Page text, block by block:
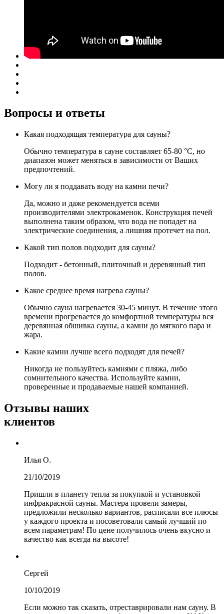
Вопросы и ответы
Какая подходящая температура для сауны?
Обычно температура в сауне составляет 65-80 °C, но
диапазон может меняться в зависимости от Ваших
предпочтений.
Могу ли я поддавать воду на камни печи?
Да, можно и даже рекомендуется всеми
производителями электрокаменок. Конструкция печей
выполнена таким образом, что вода не попадет на
электрические соединения, а лишняя протечет на пол.
Какой тип полов подходит для сауны?
Подходит - бетонный, плиточный и деревянный тип
полов.
Какое среднее время нагрева сауны?
Обычно сауна нагревается 30-45 минут. В течение этого
времени прогревается до комфортной температуры вся
деревянная обшивка сауны, а камни до мягкого пара и
жара.
Какие камни лучше всего подходят для печей?
Никогда не пользуйтесь камнями с пляжа, либо
сомнительного качества. Используйте камни,
проверенные и продаваемые нашей компанией.
Отзывы наших
клиентов
Илья О.
21/10/2019
Пришли в планету тепла за покупкой и установкой
инфракрасной сауны. Мастера провели замеры,
предложили несколько вариантов, расписали все плюсы
у каждого проекта и посоветовали самый лучший по
всем параметрам! По цене получилось очень вкусно и
качество как всегда на высоте!
Сергей
10/10/2019
Если можно так сказать, отреставрировали нам сауну. В